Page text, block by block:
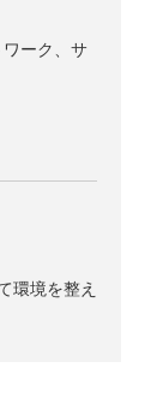
ーク、サ
環境を整え